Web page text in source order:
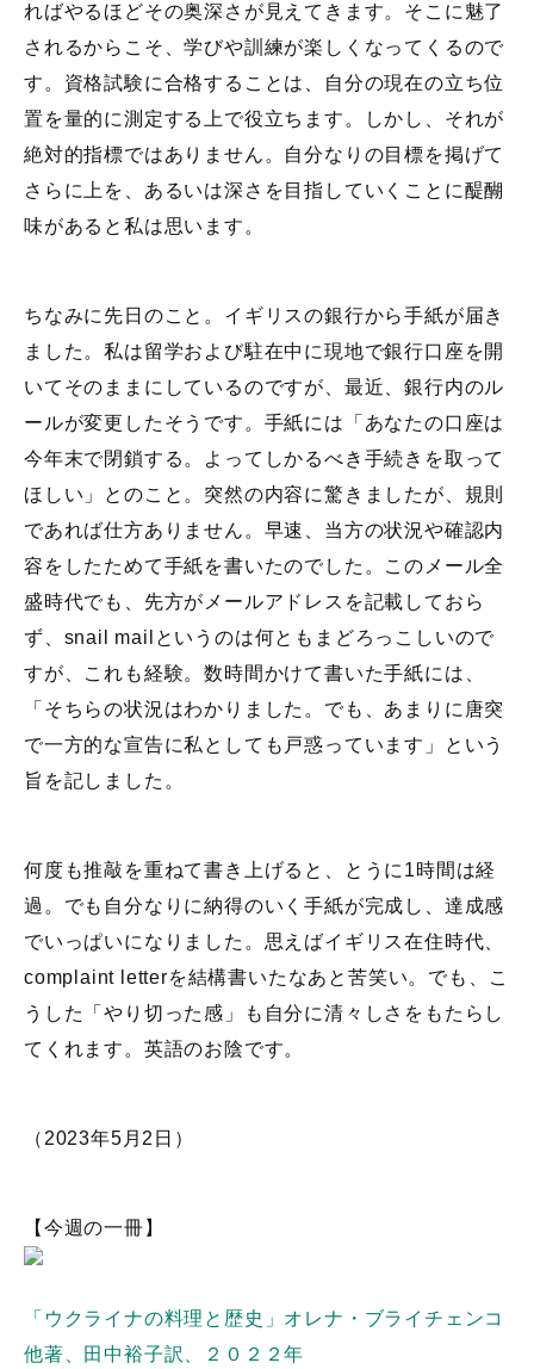
ればやるほどその奥深さが見えてきます。そこに魅了
されるからこそ、学びや訓練が楽しくなってくるので
す。資格試験に合格することは、自分の現在の立ち位
置を量的に測定する上で役立ちます。しかし、それが
絶対的指標ではありません。自分なりの目標を掲げて
さらに上を、あるいは深さを目指していくことに醍醐
味があると私は思います。
ちなみに先日のこと。イギリスの銀行から手紙が届き
ました。私は留学および駐在中に現地で銀行口座を開
いてそのままにしているのですが、最近、銀行内のル
ールが変更したそうです。手紙には「あなたの口座は
今年末で閉鎖する。よってしかるべき手続きを取って
ほしい」とのこと。突然の内容に驚きましたが、規則
であれば仕方ありません。早速、当方の状況や確認内
容をしたためて手紙を書いたのでした。このメール全
盛時代でも、先方がメールアドレスを記載しておら
ず、snail mailというのは何ともまどろっこしいので
すが、これも経験。数時間かけて書いた手紙には、
「そちらの状況はわかりました。でも、あまりに唐突
で一方的な宣告に私としても戸惑っています」という
旨を記しました。
何度も推敲を重ねて書き上げると、とうに1時間は経
過。でも自分なりに納得のいく手紙が完成し、達成感
でいっぱいになりました。思えばイギリス在住時代、
complaint letterを結構書いたなあと苦笑い。でも、こ
うした「やり切った感」も自分に清々しさをもたらし
てくれます。英語のお陰です。
（2023年5月2日）
【今週の一冊】
「ウクライナの料理と歴史」オレナ・ブライチェンコ
他著、田中裕子訳、２０２２年